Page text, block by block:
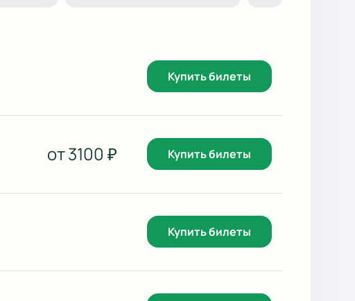
Купить билеты
от3100 ₽ Купить билеты
Купить билеты